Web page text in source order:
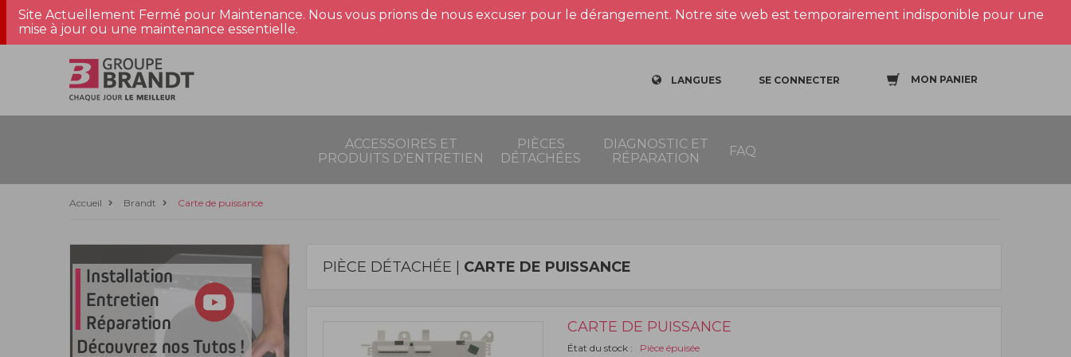
Site Actuellement Fermé pour Maintenance. Nous vous prions de nous excuser pour le dérangement. Notre site web est temporairement indisponible pour une
mise à jour ou une maintenance essentielle.
LANGUES SE CONNECTER MON PANIER
ACCESSOIRES ET
PRODUITS D'ENTRETIEN
PIÈCES
DÉTACHÉES
DIAGNOSTIC ET
RÉPARATION
FAQ
Accueil Brandt Carte de puissance
PIÈCE DÉTACHÉE | CARTE DE PUISSANCE
CARTE DE PUISSANCE
État du stock : Pièce épuisée